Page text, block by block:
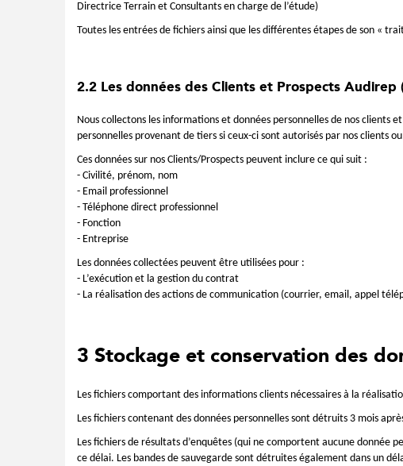
Directrice Terrain et Consultants en charge de l’étude)
Toutes les entrées de fichiers ainsi que les différentes étapes de son «
2.2 Les données des Clients et Prospects Audirep
Nous collectons les informations et données personnelles de nos clients
personnelles provenant de tiers si ceux-ci sont autorisés par nos clients
Ces données sur nos Clients/Prospects peuvent inclure ce qui suit :
- Civilité, prénom, nom
- Email professionnel
- Téléphone direct professionnel
- Fonction
- Entreprise
Les données collectées peuvent être utilisées pour :
- L’exécution et la gestion du contrat
- La réalisation des actions de communication (courrier, email, appel
3 Stockage et conservation des
Les fichiers comportant des informations clients nécessaires à la
Les fichiers contenant des données personnelles sont détruits 3 mois
Les fichiers de résultats d’enquêtes (qui ne comportent aucune donnée
ce délai. Les bandes de sauvegarde sont détruites également dans un